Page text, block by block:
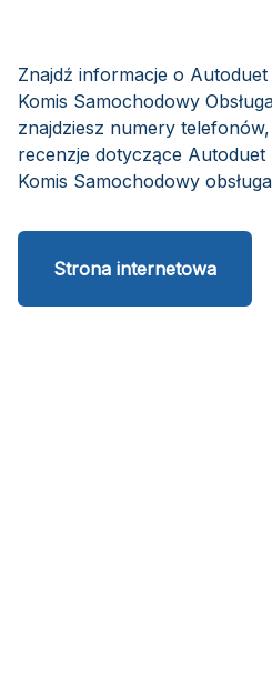
Znajdź informacje o
Komis Samochodowy
znajdziesz numery
recenzje dotyczące Autoduet
Komis Samochodowy
Strona internetowa